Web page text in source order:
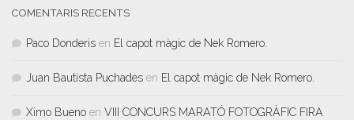
COMENTARIS RECENTS
Paco Donderis en El capot màgic de Nek Romero.
Juan Bautista Puchades en El capot màgic de Nek Romero.
Ximo Bueno en VIII CONCURS MARATÓ FOTOGRÀFIC FIRA